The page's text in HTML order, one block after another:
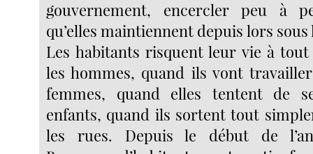
gouvernement, encercler peu à
qu’elles maintiennent depuis lors sous
Les habitants risquent leur vie à
les hommes, quand ils vont
femmes, quand elles tentent de
enfants, quand ils sortent tout
les rues. Depuis le début de